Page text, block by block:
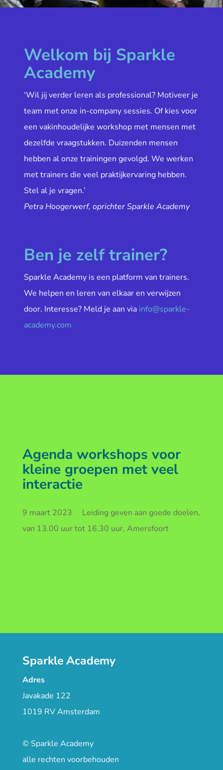
Welkom bij Sparkle
Academy
‘Wil jij verder leren als professional? Motiveer je
team met onze in-company sessies. Of kies voor
een vakinhoudelijke workshop met mensen met
dezelfde vraagstukken. Duizenden mensen
hebben al onze trainingen gevolgd. We werken
met trainers die veel praktijkervaring hebben.
Stel al je vragen.’
Petra Hoogerwerf, oprichter Sparkle Academy
Ben je zelf trainer?
Sparkle Academy is een platform van trainers.
We helpen en leren van elkaar en verwijzen
door. Interesse? Meld je aan via info@sparkle-
academy.com
Agenda workshops voor
kleine groepen met veel
interactie
9 maart 2023 Leiding geven aan goede doelen,
van 13.00 uur tot 16.30 uur, Amersfoort
Sparkle Academy
Adres
Javakade 122
1019 RV Amsterdam
© Sparkle Academy
alle rechten voorbehouden